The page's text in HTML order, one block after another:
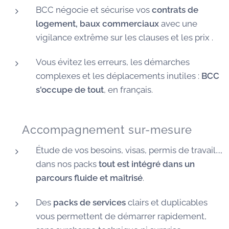
BCC négocie et sécurise vos contrats de
logement, baux commerciaux avec une
vigilance extrême sur les clauses et les prix .
Vous évitez les erreurs, les démarches
complexes et les déplacements inutiles : BCC
s'occupe de tout, en français.
🧭 Accompagnement sur-mesure
Étude de vos besoins, visas, permis de travail...,
dans nos packs tout est intégré dans un
parcours fluide et maîtrisé.
Des packs de services clairs et duplicables
vous permettent de démarrer rapidement,